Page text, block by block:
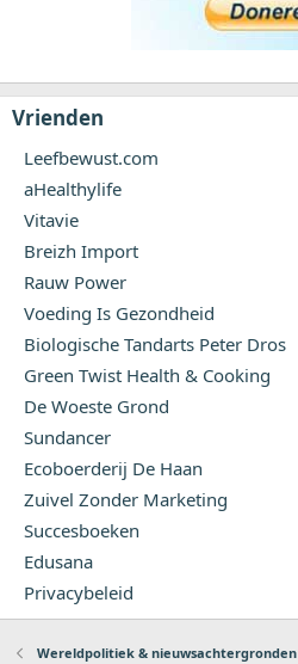
Vrienden
Leefbewust.com
aHealthylife
Vitavie
Breizh Import
Rauw Power
Voeding Is Gezondheid
Biologische Tandarts Peter Dros
Green Twist Health & Cooking
De Woeste Grond
Sundancer
Ecoboerderij De Haan
Zuivel Zonder Marketing
Succesboeken
Edusana
Privacybeleid
Wereldpolitiek & nieuwsachtergronden